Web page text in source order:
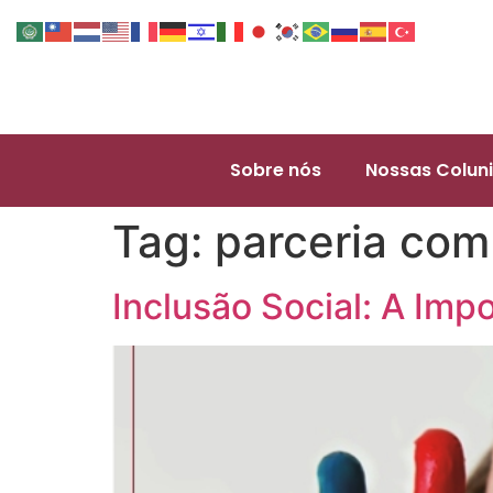
Sobre nós Nossas
Tag: parceria
Inclusão Social: A